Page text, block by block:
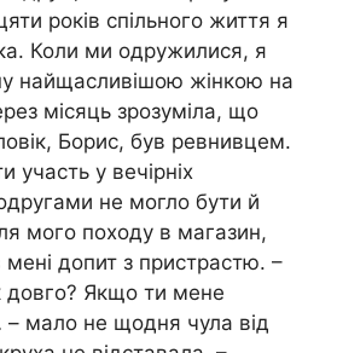
років спільного життя я
Коли ми одружилися, я
найщасливішою жінкою на
місяць зрозуміла, що
Борис, був ревнивцем.
участь у вечірніх
не могло бути й
мого походу в магазин,
мені допит з пристрастю. –
Якщо ти мене
мало не щодня чула від